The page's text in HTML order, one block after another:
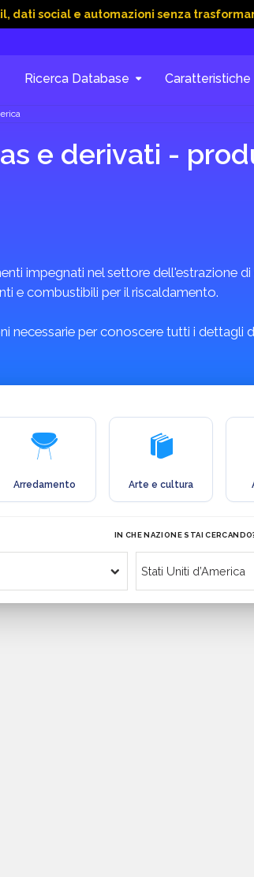
e automazioni senza trasformare
Ricerca Database Caratteristiche
e derivati -
impegnati nel settore dell'estrazione
e combustibili per il riscaldamento.
necessarie per conoscere tutti i
Arredamento Arte e cultura
IN CHE NAZIONE STAI